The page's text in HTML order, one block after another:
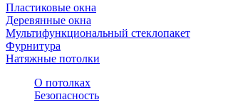
Пластиковые окна
Деревянные окна
Мультифункциональный стеклопакет
Фурнитура
Натяжные потолки
О потолках
Безопасность